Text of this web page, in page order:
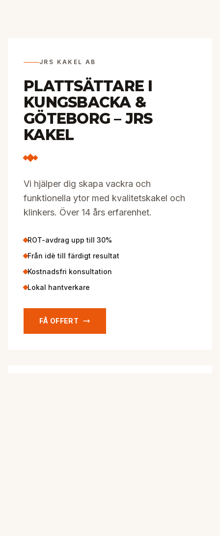
JRS KAKEL AB
PLATTSÄTTARE I
KUNGSBACKA &
GÖTEBORG – JRS
KAKEL
Vi hjälper dig skapa vackra och
funktionella ytor med kvalitetskakel och
klinkers. Över 14 års erfarenhet.
ROT-avdrag upp till 30%
Från idè till färdigt resultat
Kostnadsfri konsultation
Lokal hantverkare
FÅ OFFERT